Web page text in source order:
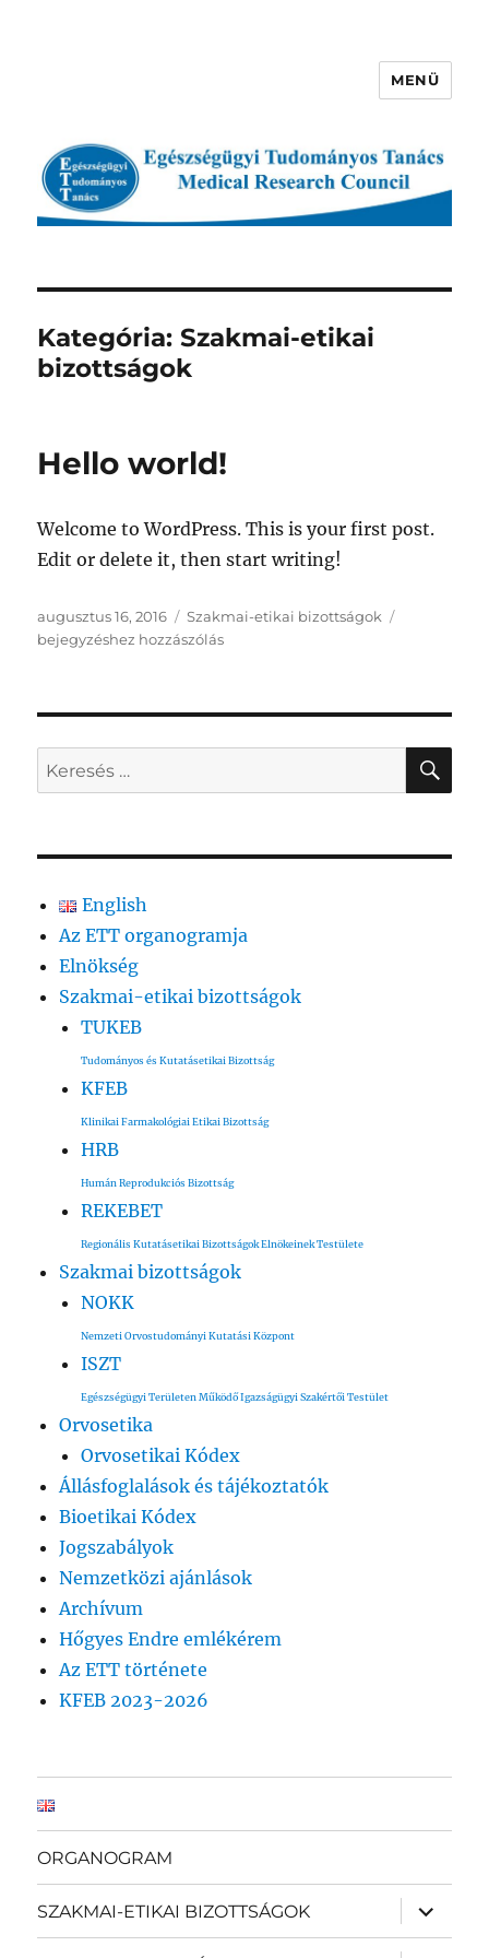
Egészségügyi Tudományos
MENÜ
Kategória:Szakmai-etikai
bizottságok
Hello world!
Welcome to WordPress. This is your first post.
Edit or delete it, then start writing!
Közzétéve
augusztus 16, 2016 Kategória
Szakmai-etikai bizottságok
bejegyzéshez hozzászólás
Keresés
a
kifejezésre:
English
Az ETT organogramja
Elnökség
Szakmai-etikai bizottságok
TUKEB
Tudományos és Kutatásetikai Bizottság
KFEB
Klinikai Farmakológiai Etikai Bizottság
HRB
Humán Reprodukciós Bizottság
REKEBET
Regionális Kutatásetikai Bizottságok Elnökeinek Testülete
Szakmai bizottságok
NOKK
Nemzeti Orvostudományi Kutatási Központ
ISZT
Egészségügyi Területen Működő Igazságügyi Szakértői Testület
Orvosetika
Orvosetikai Kódex
Állásfoglalások és tájékoztatók
Bioetikai Kódex
Jogszabályok
Nemzetközi ajánlások
Archívum
Hőgyes Endre emlékérem
Az ETT története
KFEB 2023-2026
ORGANOGRAM
SZAKMAI-ETIKAI BIZOTTSÁGOK
almenü